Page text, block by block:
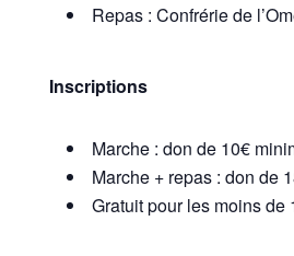
Repas : Confrérie de
Inscriptions
Marche : don de 10€
Marche + repas : don de
Gratuit pour les moins de